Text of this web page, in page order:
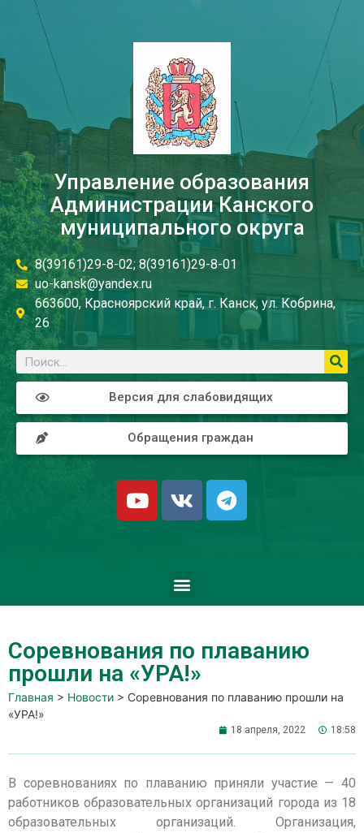
Управление образования
Администрации Канского
муниципального округа
8(39161)29-8-02; 8(39161)29-8-01
uo-kansk@yandex.ru
663600, Красноярский край, г. Канск, ул. Кобрина,
26
Версия для слабовидящих
Обращения граждан
Соревнования по плаванию
прошли на «УРА!»
Главная > Новости > Соревнования по плаванию прошли на
«УРА!»
18 апреля, 2022 18:58
В соревнованиях по плаванию приняли участие — 40
работников образовательных организаций города из 18
образовательных организаций. Организация,